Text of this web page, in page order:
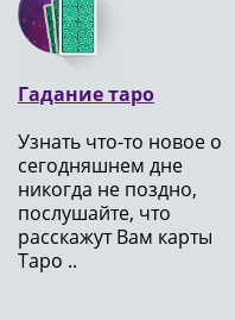
Гадание таро
Узнать что-то новое о
сегодняшнем дне
никогда не поздно,
послушайте, что
расскажут Вам карты
Таро ..